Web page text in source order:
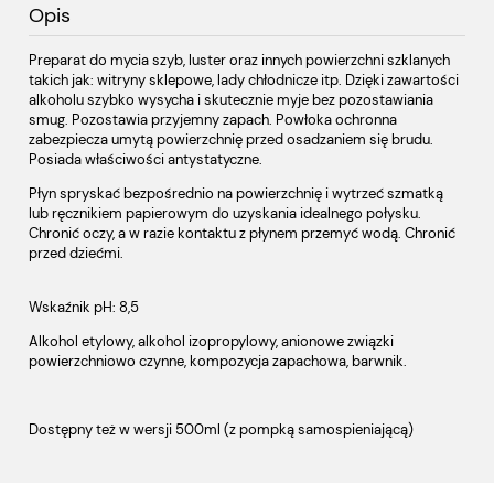
Opis
Preparat do mycia szyb, luster oraz innych powierzchni szklanych
takich jak: witryny sklepowe, lady chłodnicze itp. Dzięki zawartości
alkoholu szybko wysycha i skutecznie myje bez pozostawiania
smug. Pozostawia przyjemny zapach. Powłoka ochronna
zabezpiecza umytą powierzchnię przed osadzaniem się brudu.
Posiada właściwości antystatyczne.
Płyn spryskać bezpośrednio na powierzchnię i wytrzeć szmatką
lub ręcznikiem papierowym do uzyskania idealnego połysku.
Chronić oczy, a w razie kontaktu z płynem przemyć wodą. Chronić
przed dziećmi.
Wskaźnik pH: 8,5
Alkohol etylowy, alkohol izopropylowy, anionowe związki
powierzchniowo czynne, kompozycja zapachowa, barwnik.
Dostępny też w wersji 500ml (z pompką samospieniającą)